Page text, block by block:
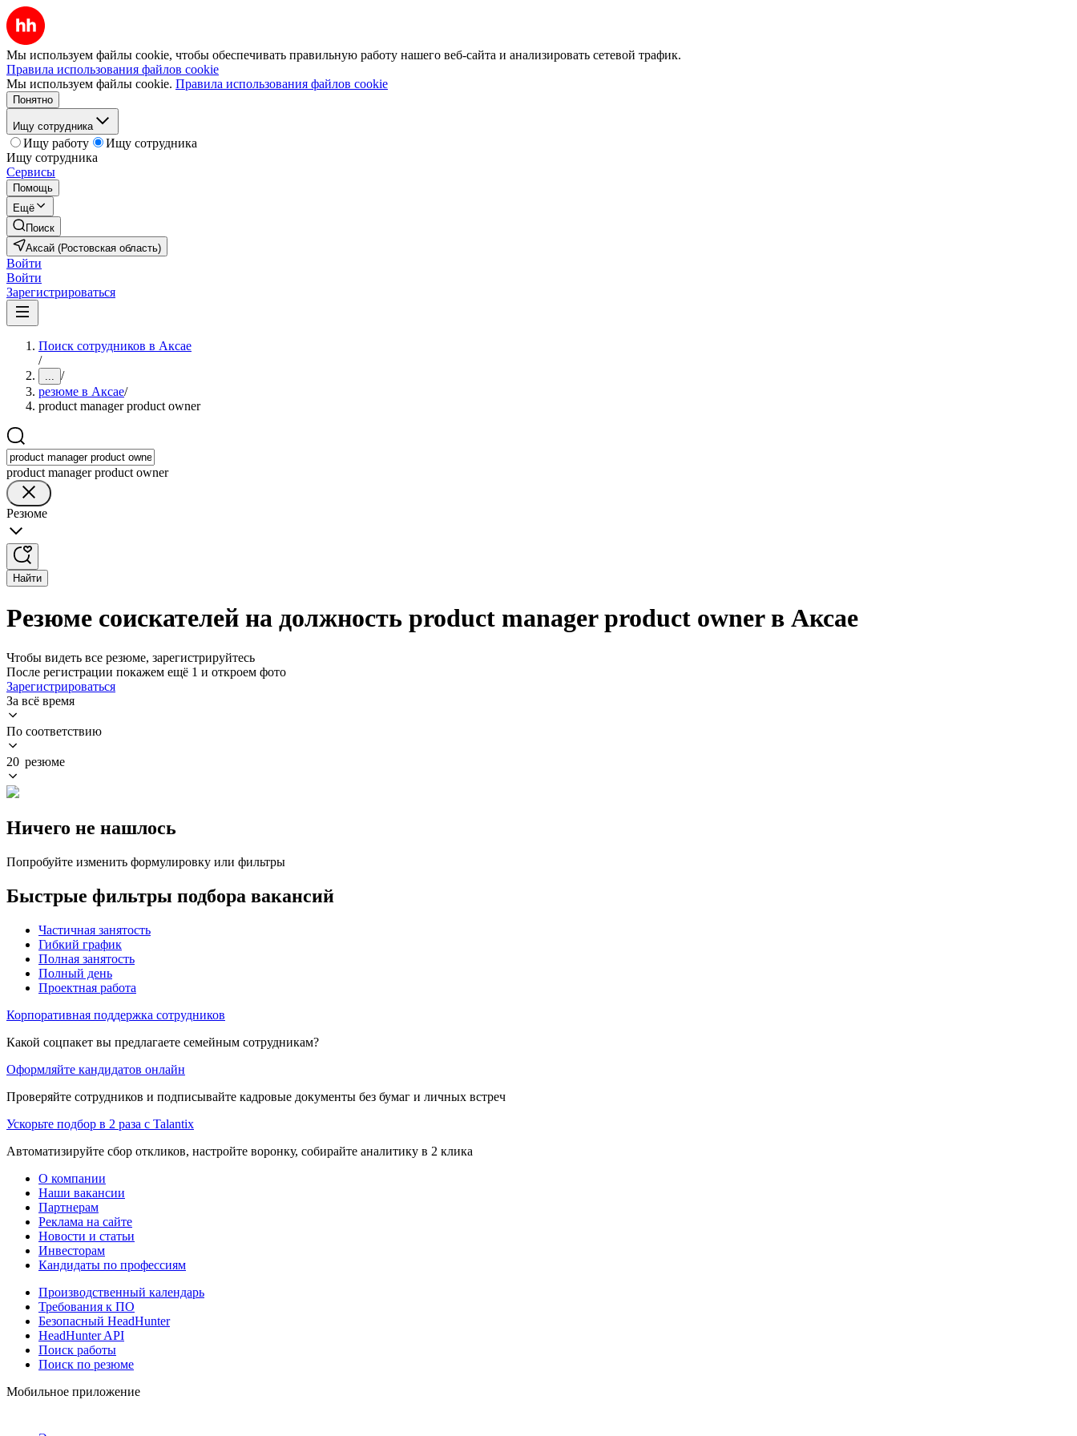
Мы используем файлы cookie, чтобы обеспечивать правильную работу нашего веб-сайта и анализировать сетевой трафик.
Правила использования файлов cookie
Мы используем файлы cookie. Правила использования файлов cookie
Понятно
Ищу сотрудника
Ищу работу
Ищу сотрудника
Ищу сотрудника
Сервисы
Помощь
Ещё
Поиск
Аксай (Ростовская область)
Войти
Войти
Зарегистрироваться
Поиск сотрудников в Аксае
/
... /
резюме в Аксае/
product manager product owner
product manager product owner
Резюме
Найти
Резюме соискателей на должность product manager product owner в Аксае
Чтобы видеть все резюме, зарегистрируйтесь
После регистрации покажем ещё 1 и откроем фото
Зарегистрироваться
За всё время
По соответствию
20 резюме
Ничего не нашлось
Попробуйте изменить формулировку или фильтры
Быстрые фильтры подбора вакансий
Частичная занятость
Гибкий график
Полная занятость
Полный день
Проектная работа
Корпоративная поддержка сотрудников
Какой соцпакет вы предлагаете семейным сотрудникам?
Оформляйте кандидатов онлайн
Проверяйте сотрудников и подписывайте кадровые документы без бумаг и личных встреч
Ускорьте подбор в 2 раза с Talantix
Автоматизируйте сбор откликов, настройте воронку, собирайте аналитику в 2 клика
О компании
Наши вакансии
Партнерам
Реклама на сайте
Новости и статьи
Инвесторам
Кандидаты по профессиям
Производственный календарь
Требования к ПО
Безопасный HeadHunter
HeadHunter API
Поиск работы
Поиск по резюме
Мобильное приложение